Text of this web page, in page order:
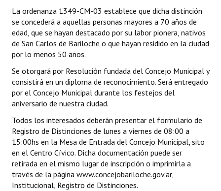
La ordenanza 1349-CM-03 establece que dicha distinción
se concederá a aquellas personas mayores a 70 años de
edad, que se hayan destacado por su labor pionera, nativos
de San Carlos de Bariloche o que hayan residido en la ciudad
por lo menos 50 años.
Se otorgará por Resolución fundada del Concejo Municipal y
consistirá en un diploma de reconocimiento. Será entregado
por el Concejo Municipal durante los festejos del
aniversario de nuestra ciudad.
Todos los interesados deberán presentar el formulario de
Registro de Distinciones de lunes a viernes de 08:00 a
15:00hs en la Mesa de Entrada del Concejo Municipal, sito
en el Centro Cívico. Dicha documentación puede ser
retirada en el mismo lugar de inscripción o imprimirla a
través de la página www.concejobariloche.gov.ar,
Institucional, Registro de Distinciones.